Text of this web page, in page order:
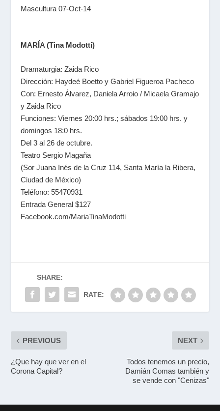
Mascultura 07-Oct-14
MARÍA (Tina Modotti)
Dramaturgia: Zaida Rico
Dirección: Haydeé Boetto y Gabriel Figueroa Pacheco
Con: Ernesto Álvarez, Daniela Arroio / Micaela Gramajo
y Zaida Rico
Funciones: Viernes 20:00 hrs.; sábados 19:00 hrs. y
domingos 18:0 hrs.
Del 3 al 26 de octubre.
Teatro Sergio Magaña
(Sor Juana Inés de la Cruz 114, Santa María la Ribera,
Ciudad de México)
Teléfono: 55470931
Entrada General $127
Facebook.com/MariaTinaModotti
SHARE:
RATE:
PREVIOUS
¿Que hay que ver en el
Corona Capital?
NEXT
Todos tenemos un precio,
Damián Comas también y
se vende con "Cenizas"